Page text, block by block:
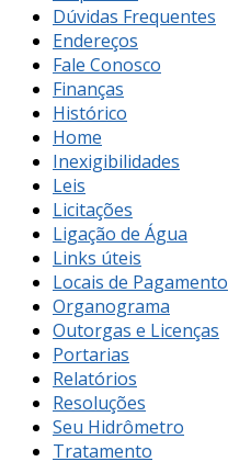
Dúvidas Frequentes
Endereços
Fale Conosco
Finanças
Histórico
Home
Inexigibilidades
Leis
Licitações
Ligação de Água
Links úteis
Locais de Pagamento
Organograma
Outorgas e Licenças
Portarias
Relatórios
Resoluções
Seu Hidrômetro
Tratamento